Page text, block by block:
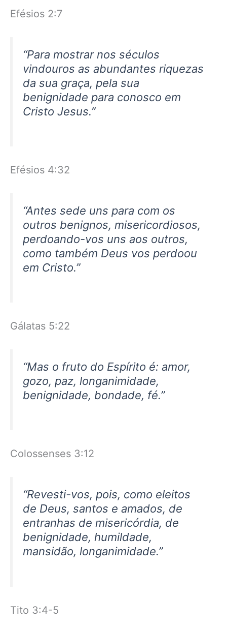
Efésios 2:7
“Para mostrar nos séculos
vindouros as abundantes riquezas
da sua graça, pela sua
benignidade para conosco em
Cristo Jesus.”
Efésios 4:32
“Antes sede uns para com os
outros benignos, misericordiosos,
perdoando-vos uns aos outros,
como também Deus vos perdoou
em Cristo.”
Gálatas 5:22
“Mas o fruto do Espírito é: amor,
gozo, paz, longanimidade,
benignidade, bondade, fé.”
Colossenses 3:12
“Revesti-vos, pois, como eleitos
de Deus, santos e amados, de
entranhas de misericórdia, de
benignidade, humildade,
mansidão, longanimidade.”
Tito 3:4-5